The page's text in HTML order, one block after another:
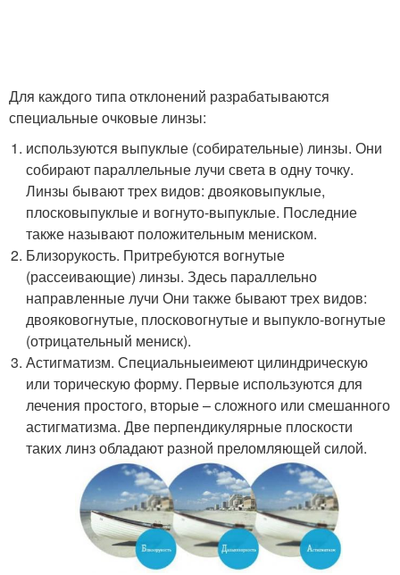
Для каждого типа отклонений разрабатываются
специальные очковые линзы:
используются выпуклые (собирательные) линзы. Они
собирают параллельные лучи света в одну точку.
Линзы бывают трех видов: двояковыпуклые,
плосковыпуклые и вогнуто-выпуклые. Последние
также называют положительным мениском.
Близорукость. Притребуются вогнутые
(рассеивающие) линзы. Здесь параллельно
направленные лучи Они также бывают трех видов:
двояковогнутые, плосковогнутые и выпукло-вогнутые
(отрицательный мениск).
Астигматизм. Специальныеимеют цилиндрическую
или торическую форму. Первые используются для
лечения простого, вторые – сложного или смешанного
астигматизма. Две перпендикулярные плоскости
таких линз обладают разной преломляющей силой.